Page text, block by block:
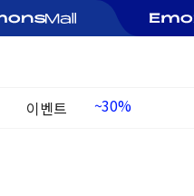
이벤트
여름정기행사